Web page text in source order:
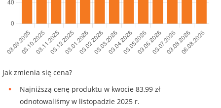
Jak zmienia się cena?
Najniższą cenę produktu w kwocie 83,99 zł
odnotowaliśmy w listopadzie 2025 r.